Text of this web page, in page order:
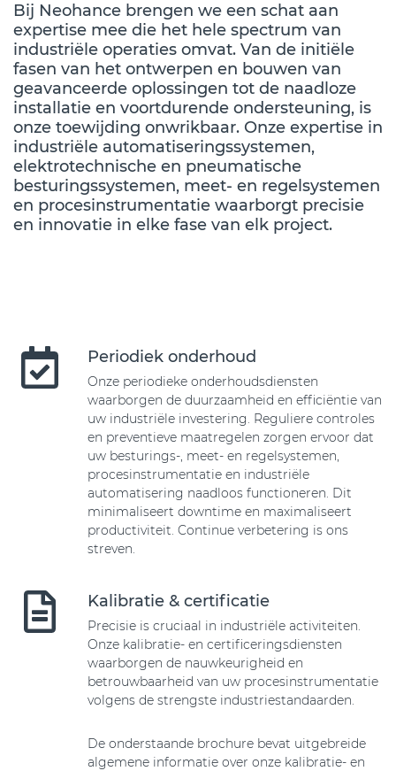
Bij Neohance brengen we een schat aan
expertise mee die het hele spectrum van
industriële operaties omvat. Van de initiële
fasen van het ontwerpen en bouwen van
geavanceerde oplossingen tot de naadloze
installatie en voortdurende ondersteuning, is
onze toewijding onwrikbaar. Onze expertise in
industriële automatiseringssystemen,
elektrotechnische en pneumatische
besturingssystemen, meet- en regelsystemen
en procesinstrumentatie waarborgt precisie
en innovatie in elke fase van elk project.
Periodiek onderhoud
Onze periodieke onderhoudsdiensten
waarborgen de duurzaamheid en efficiëntie van
uw industriële investering. Reguliere controles
en preventieve maatregelen zorgen ervoor dat
uw besturings-, meet- en regelsystemen,
procesinstrumentatie en industriële
automatisering naadloos functioneren. Dit
minimaliseert downtime en maximaliseert
productiviteit. Continue verbetering is ons
streven.
Kalibratie & certificatie
Precisie is cruciaal in industriële activiteiten.
Onze kalibratie- en certificeringsdiensten
waarborgen de nauwkeurigheid en
betrouwbaarheid van uw procesinstrumentatie
volgens de strengste industriestandaarden.
De onderstaande brochure bevat uitgebreide
algemene informatie over onze kalibratie- en